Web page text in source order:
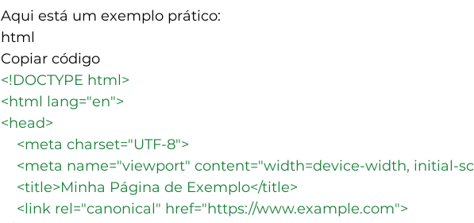
Aqui está um exemplo prático:
html
Copiar código
<!DOCTYPE html>
<html lang="en">
<head>
<meta charset="UTF-8">
<meta name="viewport" content="width=device-width, initial-
<title>Minha Página de Exemplo</title>
<link rel="canonical" href="https://www.example.com">